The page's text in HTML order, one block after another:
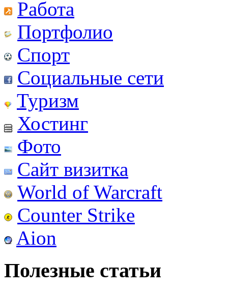
Работа
Портфолио
Спорт
Социальные сети
Туризм
Хостинг
Фото
Сайт визитка
World of Warcraft
Counter Strike
Aion
Полезные статьи